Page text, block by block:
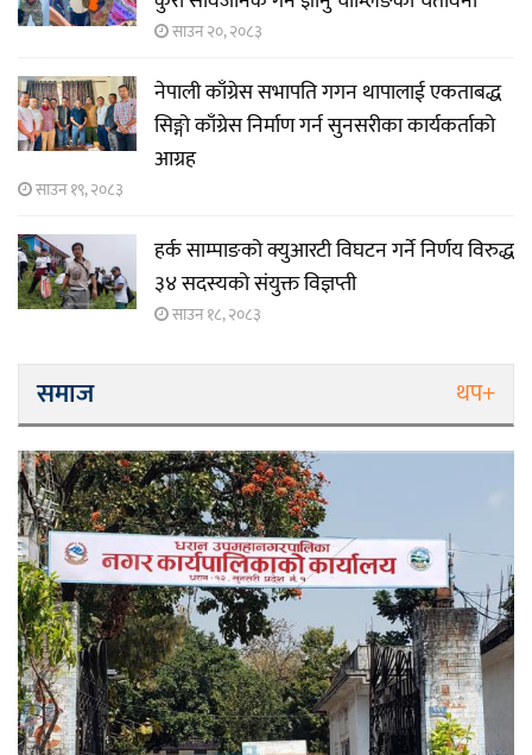
साउन २०, २०८३
नेपाली काँग्रेस सभापति गगन थापालाई एकताबद्ध
सिङ्गो काँग्रेस निर्माण गर्न सुनसरीका कार्यकर्ताको
आग्रह
साउन १९, २०८३
हर्क साम्पाङको क्युआरटी विघटन गर्ने निर्णय विरुद्ध
३४ सदस्यको संयुक्त विज्ञप्ती
साउन १८, २०८३
समाज थप+